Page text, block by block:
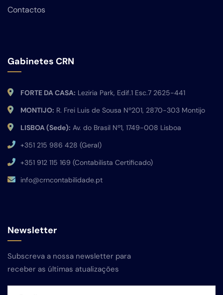
Contactos
Gabinetes CRN
FORTE DA CASA: Leziria Park, Edif.1 Esc.7 2625-441
MONTIJO: R. Frei Luis de Sousa Nº201, 2870-303 Montijo
LISBOA (Sede): Av. do Brasil Nº1, 1749-008 Lisboa
+351 215 986 428 (Geral)
+351 912 115 169 (Contabilista Certificado)
info@crncontabilidade.pt
Newsletter
Subscreva a nossa newsletter para
receber as últimas atualizações